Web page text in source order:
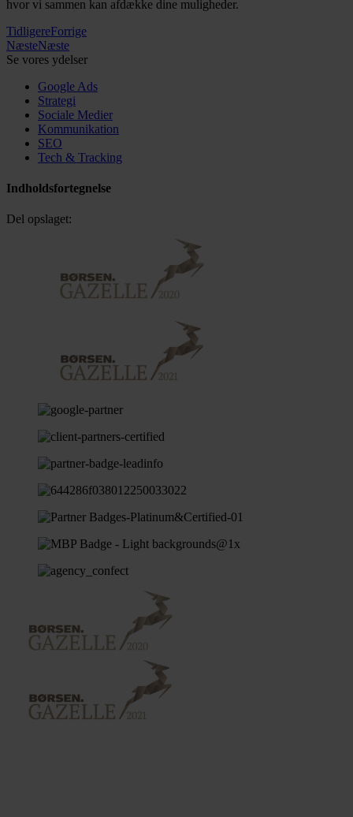
hvor vi sammen kan afdække dine muligheder.
TidligereForrige
NæsteNæste
Se vores ydelser
Google Ads
Strategi
Sociale Medier
Kommunikation
SEO
Tech & Tracking
Indholdsfortegnelse
Del opslaget: